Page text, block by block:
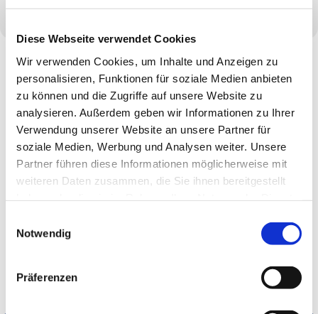
Diese Webseite verwendet Cookies
Wir verwenden Cookies, um Inhalte und Anzeigen zu
personalisieren, Funktionen für soziale Medien anbieten
zu können und die Zugriffe auf unsere Website zu
analysieren. Außerdem geben wir Informationen zu Ihrer
Verwendung unserer Website an unsere Partner für
soziale Medien, Werbung und Analysen weiter. Unsere
Partner führen diese Informationen möglicherweise mit
weiteren Daten zusammen, die Sie ihnen bereitgestellt
Notwendig
Präferenzen